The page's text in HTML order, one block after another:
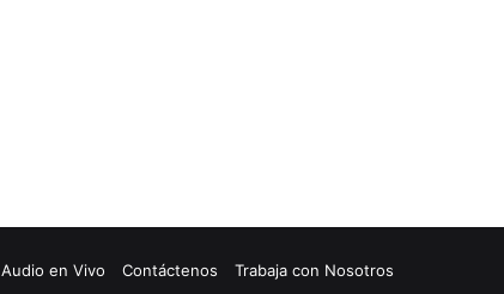
Audio en Vivo Contáctenos Trabaja con Nosotros